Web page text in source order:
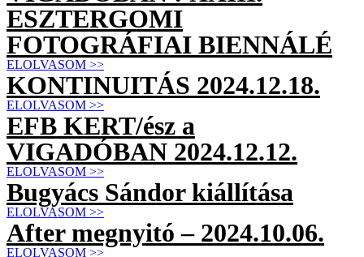
ESZTERGOMI
FOTOGRÁFIAI BIENNÁLÉ
ELOLVASOM >>
KONTINUITÁS 2024.12.18.
ELOLVASOM >>
EFB KERT/ész a
VIGADÓBAN 2024.12.12.
ELOLVASOM >>
Bugyács Sándor kiállítása
ELOLVASOM >>
After megnyitó – 2024.10.06.
ELOLVASOM >>